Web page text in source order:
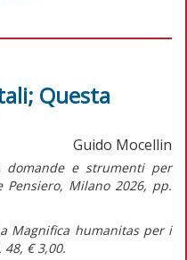
Questa
Guido Mocellin
domande e strumenti per
Pensiero, Milano 2026, pp.
Magnifica humanitas per i
€ 3,00.